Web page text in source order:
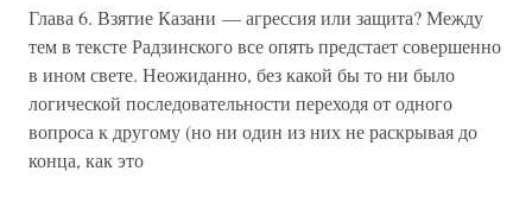
Глава 6. Взятие Казани — агрессия или защита? Между
тем в тексте Радзинского все опять предстает совершенно
в ином свете. Неожиданно, без какой бы то ни было
логической последовательности переходя от одного
вопроса к другому (но ни один из них не раскрывая до
конца, как это